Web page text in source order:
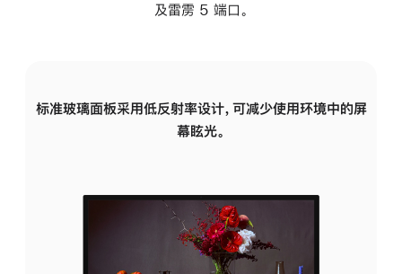
及雷雳 5 端口。
标准玻璃面板采用低反射率设计，可减少使用环境中的屏
幕眩光。